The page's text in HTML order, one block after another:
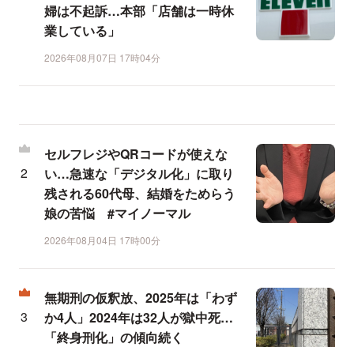
婦は不起訴…本部「店舗は一時休
業している」
2026年08月07日 17時04分
セルフレジやQRコードが使えな
い…急速な「デジタル化」に取り
残される60代母、結婚をためらう
娘の苦悩 #マイノーマル
2026年08月04日 17時00分
無期刑の仮釈放、2025年は「わず
か4人」2024年は32人が獄中死…
「終身刑化」の傾向続く